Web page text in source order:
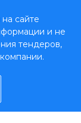
сайте
и не
тендеров,